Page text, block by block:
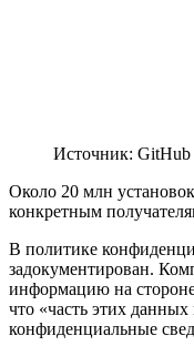
Источник: GitHub
Около 20 млн
конкретным
В политике
задокументирован.
информацию на стороне
что «часть этих
конфиденциальные